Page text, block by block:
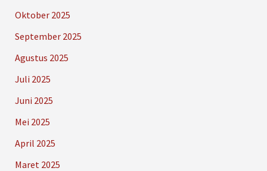
Oktober 2025
September 2025
Agustus 2025
Juli 2025
Juni 2025
Mei 2025
April 2025
Maret 2025